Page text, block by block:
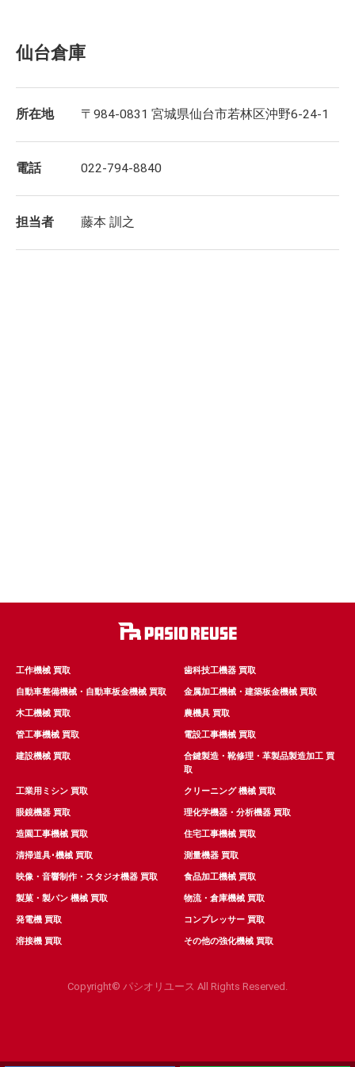
仙台倉庫
所在地 〒984-0831 宮城県仙台市若林区沖野6-24-1
電話 022-794-8840
担当者 藤本 訓之
工作機械 買取 歯科技工機器 買取
自動車整備機械・自動車板金機械 買取 金属加工機械・建築板金機械 買取
木工機械 買取 農機具 買取
管工事機械 買取 電設工事機械 買取
建設機械 買取
合鍵製造・靴修理・革製品製造加工 買
取
工業用ミシン 買取 クリーニング 機械 買取
眼鏡機器 買取 理化学機器・分析機器 買取
造園工事機械 買取 住宅工事機械 買取
清掃道具･機械 買取 測量機器 買取
映像・音響制作・スタジオ機器 買取 食品加工機械 買取
製菓・製パン 機械 買取 物流・倉庫機械 買取
発電機 買取 コンプレッサー 買取
溶接機 買取 その他の強化機械 買取
Copyright© パシオリユース All Rights Reserved.